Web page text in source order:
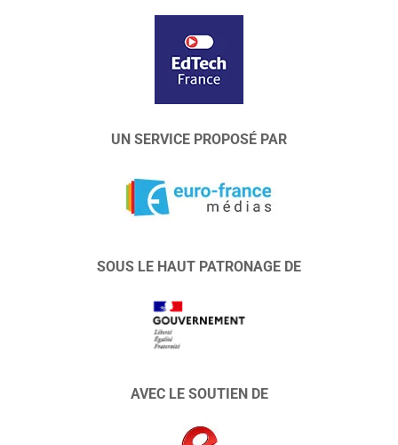
UN SERVICE PROPOSÉ PAR
SOUS LE HAUT PATRONAGE DE
AVEC LE SOUTIEN DE